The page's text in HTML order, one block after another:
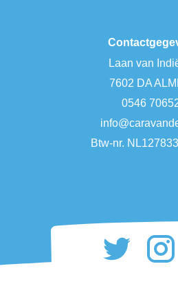
Laan van
7602 DA
0546
Btw-nr.